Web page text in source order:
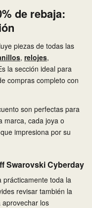
de rebaja:
piezas de todas las
, relojes,
la sección ideal para
compras completo con
son perfectas para
marca, cada joya o
impresiona por su
Swarovski Cyberday
prácticamente toda la
revisar también la
aprovechar los